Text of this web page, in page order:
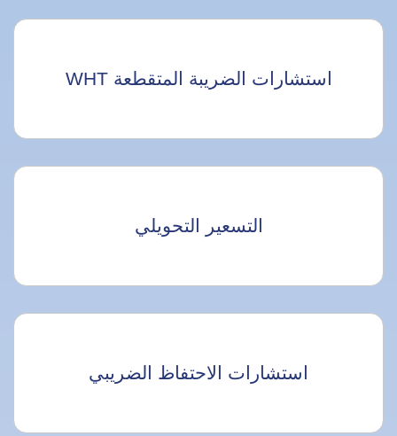
استشارات الضريبة المتقطعة WHT
التسعير التحويلي
استشارات الاحتفاظ الضريبي